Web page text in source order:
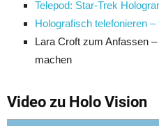
Telepod: Star-Trek
Holografisch telefonieren
Lara Croft zum Anfassen
machen
Video zu Holo Vision